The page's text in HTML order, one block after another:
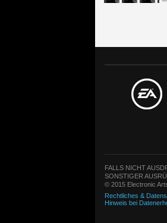
FALLS NICHT
SONSTIGER
© 2015 Electronic
Rechtliches &
Hinweis bei